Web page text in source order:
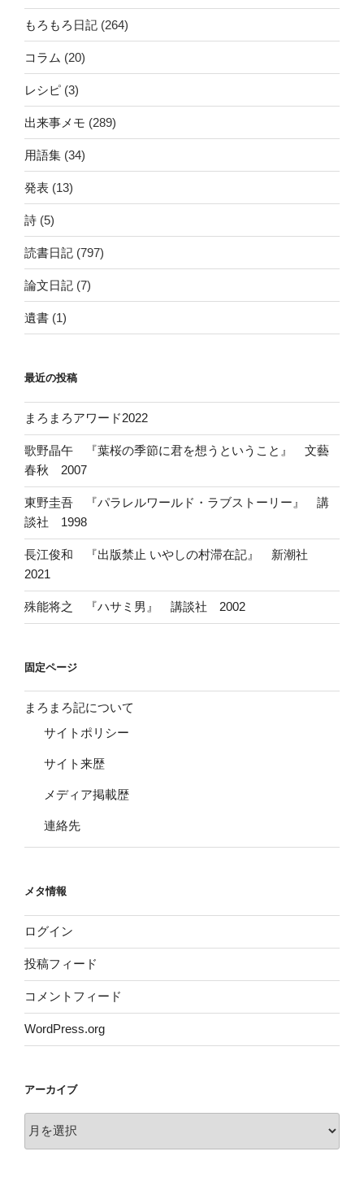
もろもろ日記 (264)
コラム (20)
レシピ (3)
出来事メモ (289)
用語集 (34)
発表 (13)
詩 (5)
読書日記 (797)
論文日記 (7)
遺書 (1)
最近の投稿
まろまろアワード2022
歌野晶午 『葉桜の季節に君を想うということ』 文藝
春秋 2007
東野圭吾 『パラレルワールド・ラブストーリー』 講
談社 1998
長江俊和 『出版禁止 いやしの村滞在記』 新潮社
2021
殊能将之 『ハサミ男』 講談社 2002
固定ページ
まろまろ記について
サイトポリシー
サイト来歴
メディア掲載歴
連絡先
メタ情報
ログイン
投稿フィード
コメントフィード
WordPress.org
アーカイブ
ー